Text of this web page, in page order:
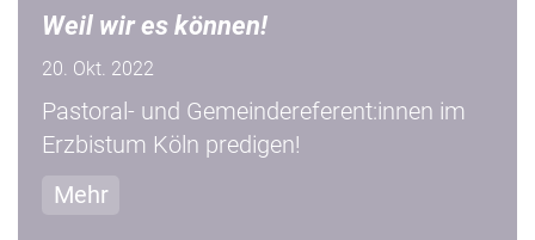
Weil wir es können!
20. Okt. 2022
Pastoral- und Gemeindereferent:innen im
Erzbistum Köln predigen!
Mehr